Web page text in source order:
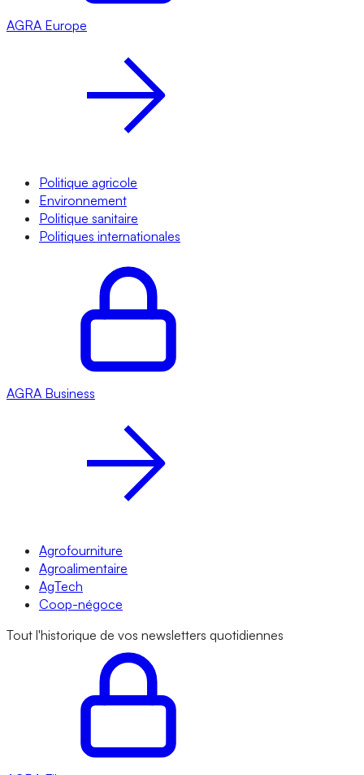
AGRA Europe
Politique agricole
Environnement
Politique sanitaire
Politiques internationales
AGRA Business
Agrofourniture
Agroalimentaire
AgTech
Coop-négoce
Tout l'historique de vos newsletters quotidiennes